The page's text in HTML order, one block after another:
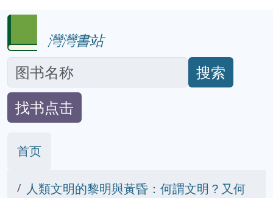
灣灣書站
搜索
找书点击
首页
人類文明的黎明與黃昏：何謂文明？又何